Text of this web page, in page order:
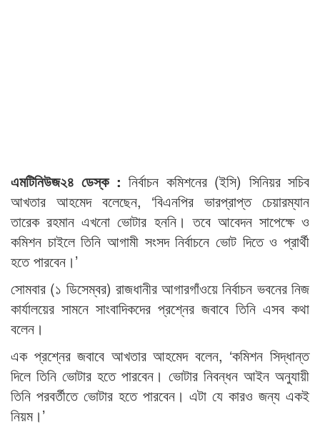
এমটিনিউজ২৪ ডেস্ক : নির্বাচন কমিশনের (ইসি) সিনিয়র সচিব
আখতার আহমেদ বলেছেন, ‘বিএনপির ভারপ্রাপ্ত চেয়ারম্যান
তারেক রহমান এখনো ভোটার হননি। তবে আবেদন সাপেক্ষে ও
কমিশন চাইলে তিনি আগামী সংসদ নির্বাচনে ভোট দিতে ও প্রার্থী
হতে পারবেন।’
সোমবার (১ ডিসেম্বর) রাজধানীর আগারগাঁওয়ে নির্বাচন ভবনের নিজ
কার্যালয়ের সামনে সাংবাদিকদের প্রশ্নের জবাবে তিনি এসব কথা
বলেন।
এক প্রশ্নের জবাবে আখতার আহমেদ বলেন, ‘কমিশন সিদ্ধান্ত
দিলে তিনি ভোটার হতে পারবেন। ভোটার নিবন্ধন আইন অনুযায়ী
তিনি পরবর্তীতে ভোটার হতে পারবেন। এটা যে কারও জন্য একই
নিয়ম।’